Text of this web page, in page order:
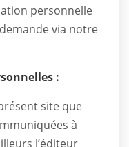
personnelle
via notre
:
site que
à
l’éditeur